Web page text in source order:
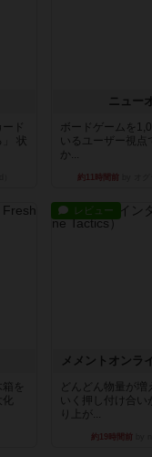
ド
状
ニュー
ボードゲームを
いるユーザー視点
か...
約11時間前
を
レビュー
メメントオンラ
どんどん物量が増
いく押し付け合い
り上が...
約19時間前